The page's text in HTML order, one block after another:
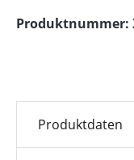
Produktnummer:
Produktdaten